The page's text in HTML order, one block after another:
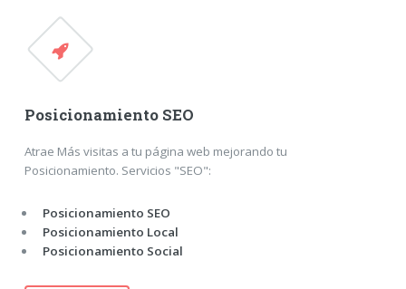
Posicionamiento SEO
Atrae Más visitas a tu página web mejorando tu
Posicionamiento. Servicios "SEO":
Posicionamiento SEO
Posicionamiento Local
Posicionamiento Social